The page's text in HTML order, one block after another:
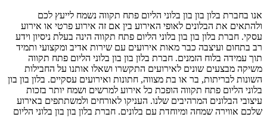
אנו בחברת בלון בון בון בלוני הליום פתח תקווה נשמח לייעץ לכם
ולהתאים את הבלונים לאופי האירוע בין אם זה אירוע פרטי או אירוע
עסקי. חברת בלון בון בון בלוני הליום פתח תקווה הינה בעלת ניסיון וידע
רב בתחום ועיצבה כבר מאות אירועים עם שירות אדיב ומקצועי ותמיד
תוך עמידה בלוח הזמנים. חברת בלון בון בון בלוני הליום פתח תקווה
משיקה מבצעים שונים לאירועים התקשרו ושאלו אותנו על החבילות
השונות לבריתות, בר או בת מצווה, חתונות ואירועים עסקיים. בלון בון בון
בלוני הליום פתח תקווה הופכת כל אירוע למרשים ושמח יותר בזכות
עיצובי הבלונים המרהיבים שלנו. העניקו לאורחים ולמשתתפים באירוע
שלכם אווירה שמחה ומיוחדת עם בלונים. חברת בלון בון בון בלוני הליום